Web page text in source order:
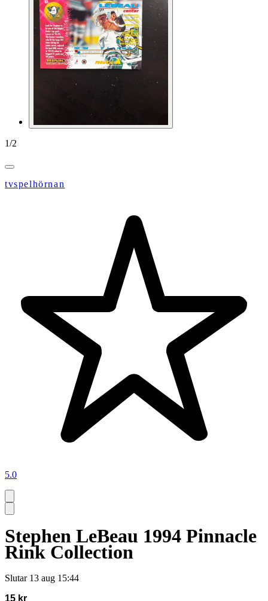
1/2
tvspelhörnan
5.0
Stephen LeBeau 1994 Pinnacle
Rink Collection
Slutar 13 aug 15:44
15 kr